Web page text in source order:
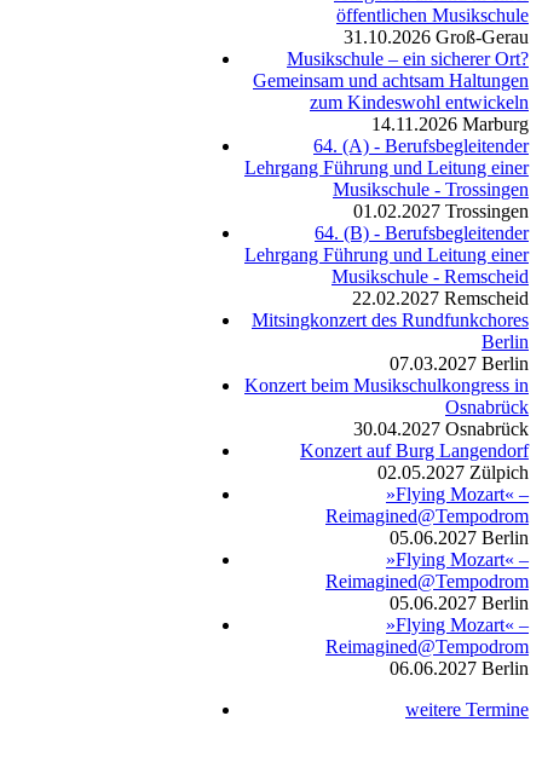
öffentlichen Musikschule
31.10.2026 Groß-Gerau
Musikschule – ein sicherer Ort?
Gemeinsam und achtsam Haltungen
zum Kindeswohl entwickeln
14.11.2026 Marburg
64. (A) - Berufsbegleitender
Lehrgang Führung und Leitung einer
Musikschule - Trossingen
01.02.2027 Trossingen
64. (B) - Berufsbegleitender
Lehrgang Führung und Leitung einer
Musikschule - Remscheid
22.02.2027 Remscheid
Mitsingkonzert des Rundfunkchores
Berlin
07.03.2027 Berlin
Konzert beim Musikschulkongress in
Osnabrück
30.04.2027 Osnabrück
Konzert auf Burg Langendorf
02.05.2027 Zülpich
»Flying Mozart« –
Reimagined@Tempodrom
05.06.2027 Berlin
»Flying Mozart« –
Reimagined@Tempodrom
05.06.2027 Berlin
»Flying Mozart« –
Reimagined@Tempodrom
06.06.2027 Berlin
weitere Termine